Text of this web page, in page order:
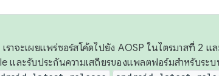
าจะเผยแพร่ซอร์สโค้ดไปยัง AOSP ในไตรมาสที่ 2 แ
ละรับประกันความเสถียรของแพลตฟอร์มสำหรับระบ